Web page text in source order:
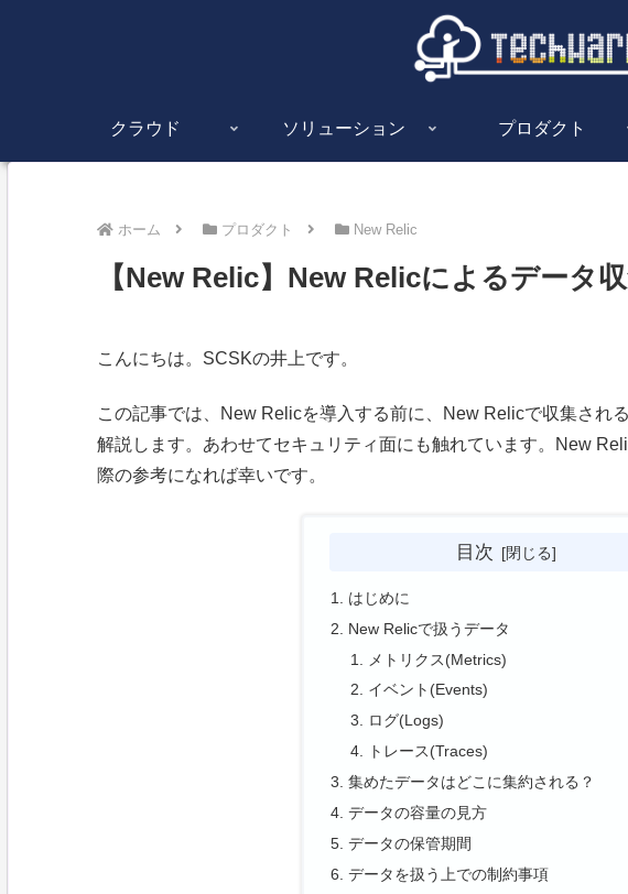
クラウド ソリューション プロダクト
ホーム プロダクト New Relic
【New Relic】New Relicによるデータ
こんにちは。SCSKの井上です。
この記事では、New Relicを導入する前に、New Relicで収集され
解説します。あわせてセキュリティ面にも触れています。New
際の参考になれば幸いです。
目次
はじめに
New Relicで扱うデータ
メトリクス(Metrics)
イベント(Events)
ログ(Logs)
トレース(Traces)
集めたデータはどこに集約される？
データの容量の見方
データの保管期間
データを扱う上での制約事項